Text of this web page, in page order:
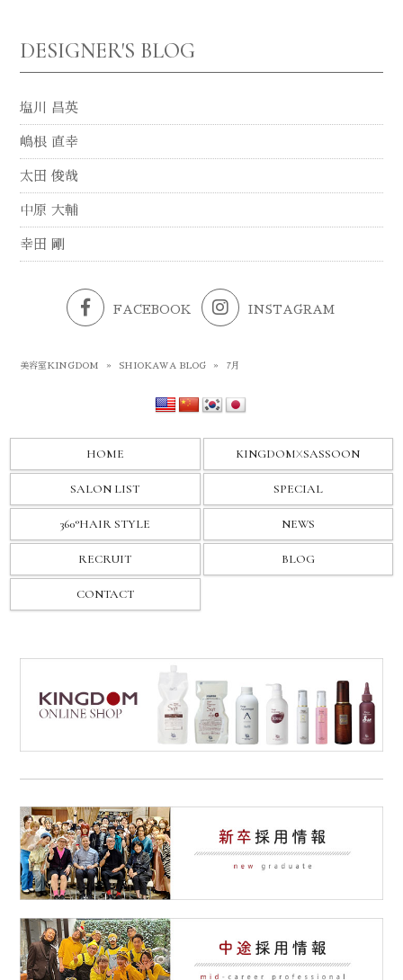
DESIGNER'S BLOG
塩川 昌英
嶋根 直幸
太田 俊哉
中原 大輔
幸田 剛
FACEBOOK INSTAGRAM
美容室KINGDOM » SHIOKAWA BLOG » 7月
HOME KINGDOMXSASSOON
SALON LIST SPECIAL
360°HAIR STYLE NEWS
RECRUIT BLOG
CONTACT